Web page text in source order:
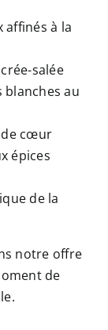
affinés à la
salée
blanches au
de cœur
épices
de la
notre offre
de